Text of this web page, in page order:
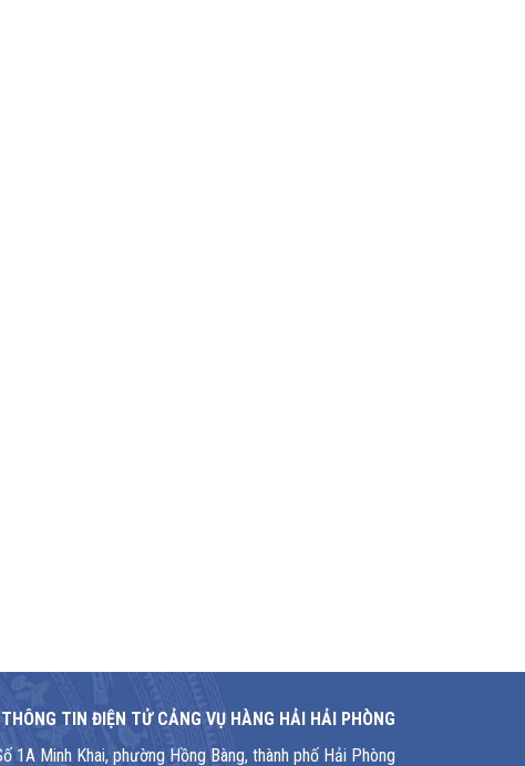
TIN ĐIỆN TỬ CẢNG VỤ HÀNG HẢI HẢI PHÒNG
1A Minh Khai, phường Hồng Bàng, thành phố Hải Phòng